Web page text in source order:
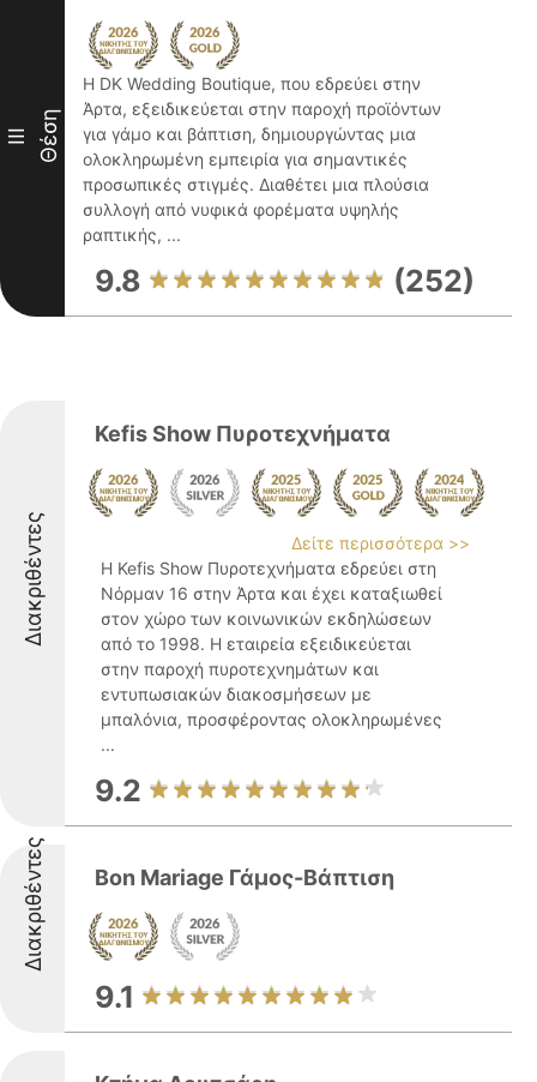
III Θέση
Η DK Wedding Boutique, που εδρεύει στην
Άρτα, εξειδικεύεται στην παροχή προϊόντων
για γάμο και βάπτιση, δημιουργώντας μια
ολοκληρωμένη εμπειρία για σημαντικές
προσωπικές στιγμές. Διαθέτει μια πλούσια
συλλογή από νυφικά φορέματα υψηλής
ραπτικής, ...
9.8 (252)
Διακριθέντες
Kefis Show Πυροτεχνήματα
Δείτε περισσότερα >>
Η Kefis Show Πυροτεχνήματα εδρεύει στη
Νόρμαν 16 στην Άρτα και έχει καταξιωθεί
στον χώρο των κοινωνικών εκδηλώσεων
από το 1998. Η εταιρεία εξειδικεύεται
στην παροχή πυροτεχνημάτων και
εντυπωσιακών διακοσμήσεων με
μπαλόνια, προσφέροντας ολοκληρωμένες
...
9.2
Διακριθέντες Bon Mariage Γάμος-Βάπτιση
9.1